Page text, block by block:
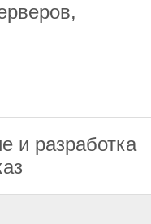
и разработка